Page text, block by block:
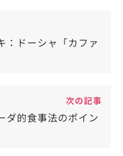
：ドーシャ「カファ
次の記事
ダ的食事法のポイン